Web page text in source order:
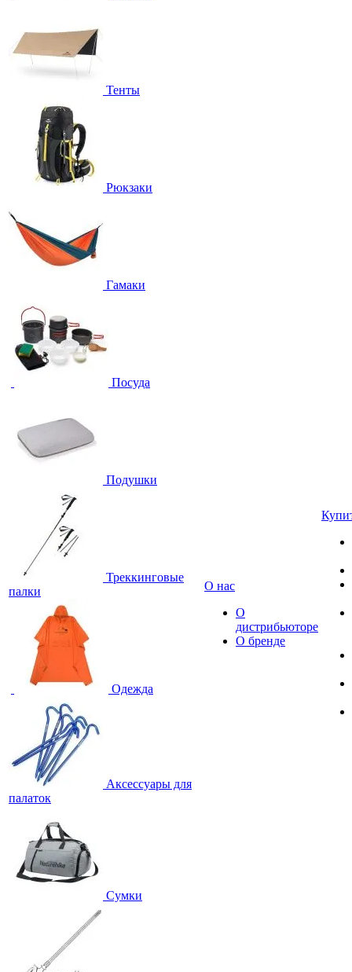
Тенты
Рюкзаки
Гамаки
Посуда
Подушки
Треккинговые
палки
Одежда
Аксессуары для
палаток
Сумки
О нас
О
дистрибьюторе
О бренде